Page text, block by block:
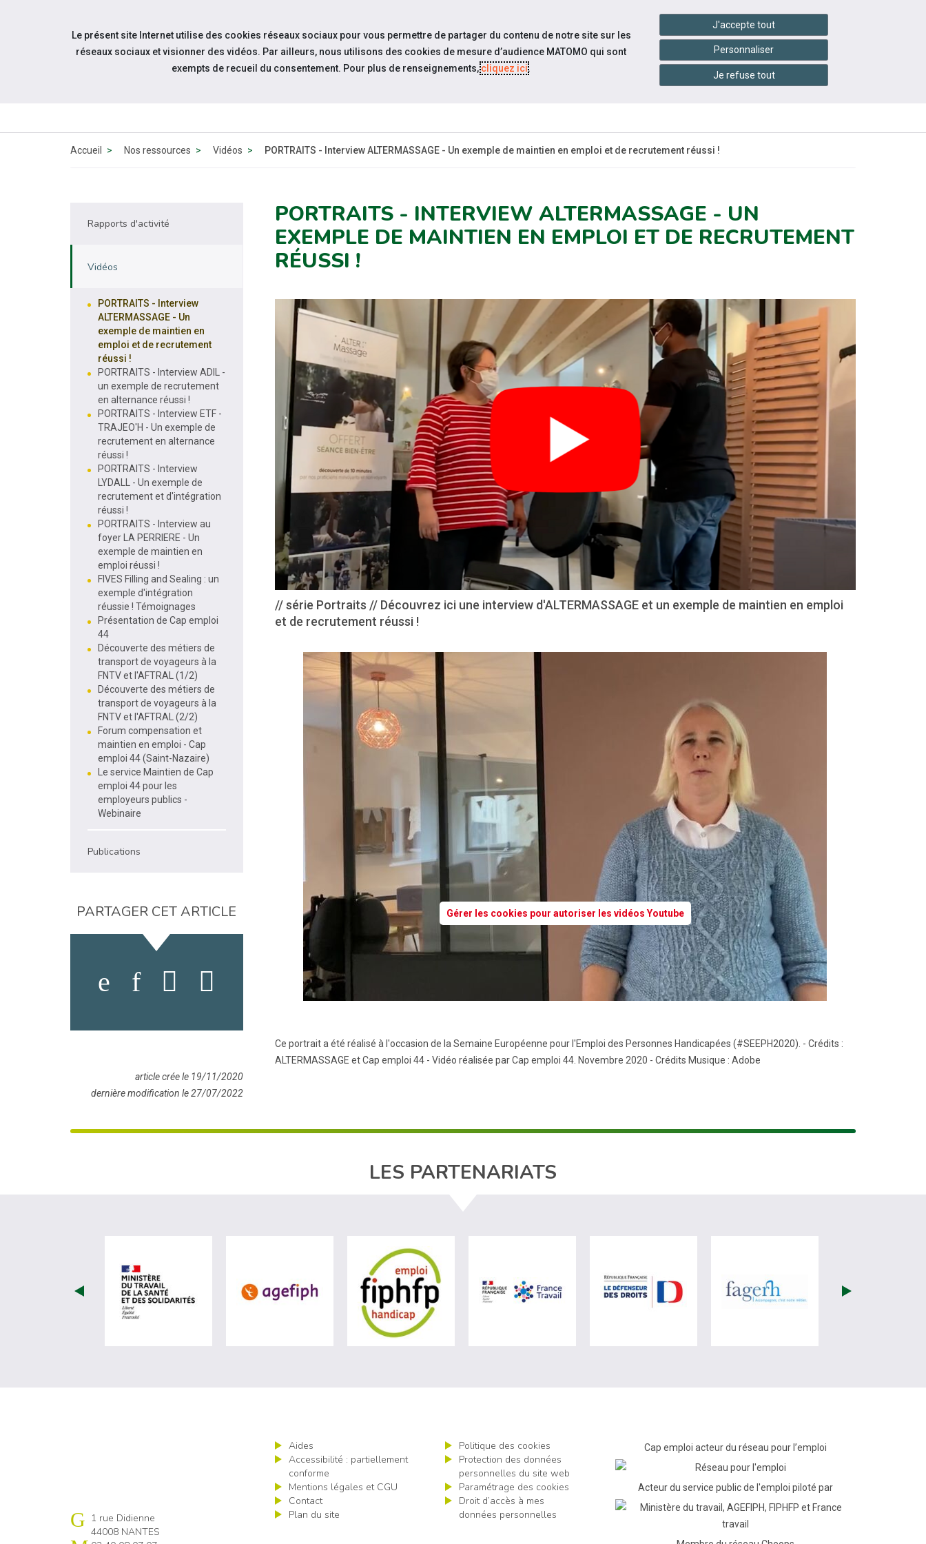
Aller au contenu
Accessibilité handshake Services en ligne
SOMMES-
CONTACTEZ-
NOUS
PRATIQUES
Accueil Nos ressources Vidéos PORTRAITS - Interview ALTERMASSAGE - Un exemple de maintien en emploi et de recrutement réussi !
PORTRAITS - INTERVIEW ALTERMASSAGE - UN
EXEMPLE DE MAINTIEN EN EMPLOI ET DE RECRUTEMENT
RÉUSSI !
// série Portraits // Découvrez ici une interview d'ALTERMASSAGE et un exemple de maintien en emploi
et de recrutement réussi !
Gérer les cookies pour autoriser les vidéos Youtube
Ce portrait a été réalisé à l'occasion de la Semaine Européenne pour l'Emploi des Personnes Handicapées (#SEEPH2020). - Crédits :
ALTERMASSAGE et Cap emploi 44 - Vidéo réalisée par Cap emploi 44. Novembre 2020 - Crédits Musique : Adobe
Rapports d'activité
Vidéos
PORTRAITS - Interview
ALTERMASSAGE - Un
exemple de maintien en
emploi et de recrutement
réussi !
PORTRAITS - Interview ADIL -
un exemple de recrutement
en alternance réussi !
PORTRAITS - Interview ETF -
TRAJEO'H - Un exemple de
recrutement en alternance
réussi !
PORTRAITS - Interview
LYDALL - Un exemple de
recrutement et d'intégration
réussi !
PORTRAITS - Interview au
foyer LA PERRIERE - Un
exemple de maintien en
emploi réussi !
FIVES Filling and Sealing : un
exemple d'intégration
réussie ! Témoignages
Présentation de Cap emploi
44
Découverte des métiers de
transport de voyageurs à la
FNTV et l'AFTRAL (1/2)
Découverte des métiers de
transport de voyageurs à la
FNTV et l'AFTRAL (2/2)
Forum compensation et
maintien en emploi - Cap
emploi 44 (Saint-Nazaire)
Le service Maintien de Cap
emploi 44 pour les
employeurs publics -
Webinaire
Publications
PARTAGER CET ARTICLE
article crée le 19/11/2020
dernière modification le 27/07/2022
LES PARTENARIATS
visiter les site de Ministère du travail (nouvelle fenêtre)
visiter les site de Agefiph (nouvelle fenêtre)visiter les site de Fiphfp (nouvelle fenêtre)visiter les site de France Travail (nouvelle fenêtre)visiter les site de Défenseur des droits (nouvelle
visiter les site de Fagerh
Cap emploi 44
1 rue Didienne
44008 NANTES
Aides
Accessibilité : partiellement
conforme
Mentions légales et CGU
Contact
Plan du site
Politique des cookies
Protection des données
personnelles du site web
Paramétrage des cookies
Droit d’accès à mes
données personnelles
Cap emploi acteur du réseau pour l’emploi
Acteur du service public de l'emploi piloté par
Le présent site Internet utilise des cookies réseaux sociaux pour vous permettre de partager du contenu de notre site sur les
réseaux sociaux et visionner des vidéos. Par ailleurs, nous utilisons des cookies de mesure d’audience MATOMO qui sont
exempts de recueil du consentement. Pour plus de renseignements,cliquez ici.
J'accepte tout
Personnaliser
Je refuse tout